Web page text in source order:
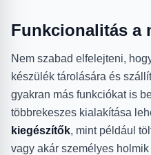
Funkcionalitás a
Nem szabad elfelejteni,
készülék tárolására és
gyakran más funkciókat is
többrekeszes kialakítása
kiegészítők, mint például
vagy akár személyes